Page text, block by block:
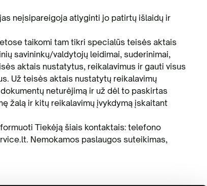
neįsipareigoja atlyginti jo patirtų išlaidų ir
taikomi tam tikri specialūs teisės aktais
savininkų/valdytojų leidimai, suderinimai,
aktais nustatytus, reikalavimus ir gauti visus
Už teisės aktais nustatytų reikalavimų
neturėjimą ir už dėl to paskirtas
žalą ir kitų reikalavimų įvykdymą įskaitant
Tiekėją šiais kontaktais: telefono
Nemokamos paslaugos suteikimas,